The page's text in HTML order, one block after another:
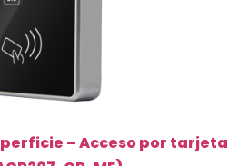
– Acceso por tarjeta